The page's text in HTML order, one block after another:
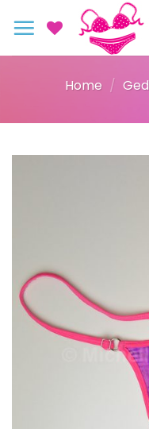
naar
Home /